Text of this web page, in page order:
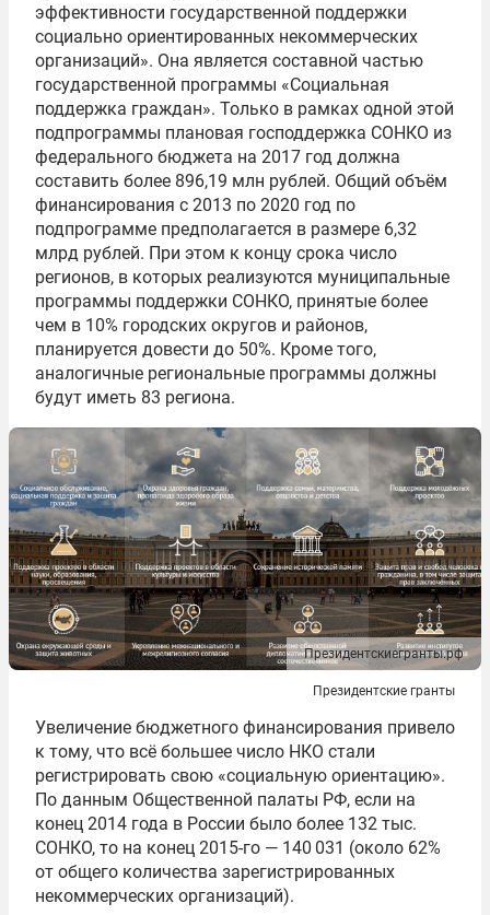
эффективности государственной поддержки
социально ориентированных некоммерческих
организаций». Она является составной частью
государственной программы «Социальная
поддержка граждан». Только в рамках одной этой
подпрограммы плановая господдержка СОНКО из
федерального бюджета на 2017 год должна
составить более 896,19 млн рублей. Общий объём
финансирования с 2013 по 2020 год по
подпрограмме предполагается в размере 6,32
млрд рублей. При этом к концу срока число
регионов, в которых реализуются муниципальные
программы поддержки СОНКО, принятые более
чем в 10% городских округов и районов,
планируется довести до 50%. Кроме того,
аналогичные региональные программы должны
будут иметь 83 региона.
Президентскиегранты.рф
Президентские гранты
Увеличение бюджетного финансирования привело
к тому, что всё большее число НКО стали
регистрировать свою «социальную ориентацию».
По данным Общественной палаты РФ, если на
конец 2014 года в России было более 132 тыс.
СОНКО, то на конец 2015-го — 140 031 (около 62%
от общего количества зарегистрированных
некоммерческих организаций).